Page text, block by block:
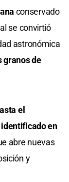
conservado
se convirtió
astronómica
granos de
el
en
abre nuevas
y